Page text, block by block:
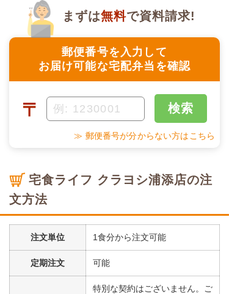
郵便番号を入力して
お届け可能な宅配弁当を確認
まずは無料で資料請求!
〒 検索
≫ 郵便番号が分からない方はこちら
宅食ライフ クラヨシ浦添店の注
文方法
注文単位 1食分から注文可能
定期注文 可能
特別な契約はございません。ご